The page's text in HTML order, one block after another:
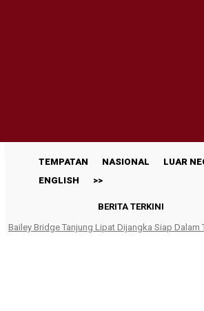
TEMPATAN NASIONAL LUAR
ENGLISH
>>
BERITA TERKINI
47 Penduduk Kampung Matupang Bergotong-
ENGLISH
>>